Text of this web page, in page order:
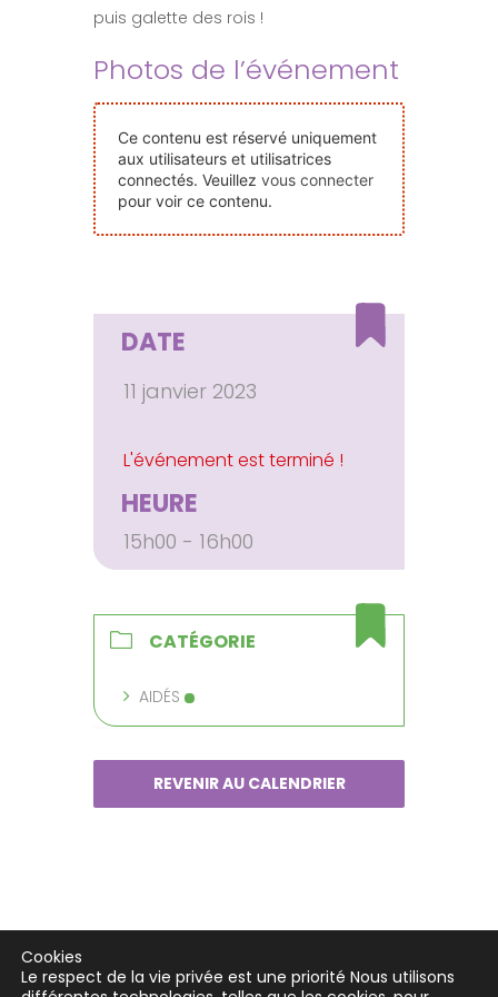
Nos Événements
Devenir Bénévole
Faire Un Don
Connexion-membre
puis galette des rois !
Photos de l’événement
Ce contenu est réservé uniquement
aux utilisateurs et utilisatrices
connectés. Veuillez vous connecter
pour voir ce contenu.
DATE
11 janvier 2023
HEURE
15h00 - 16h00
CATÉGORIE
AIDÉS
REVENIR AU CALENDRIER
Cookies
Le respect de la vie privée est une priorité Nous utilisons